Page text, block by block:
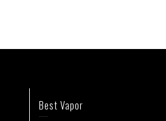
Best Vapor